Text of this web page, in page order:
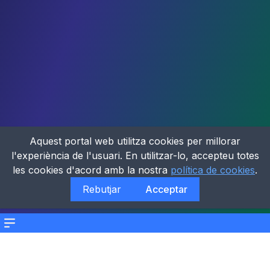
Menu
Aquest portal web utilitza cookies per millorar
l'experiència de l'usuari. En utilitzar-lo, accepteu totes
les cookies d'acord amb la nostra política de cookies.
Rebutjar
Acceptar